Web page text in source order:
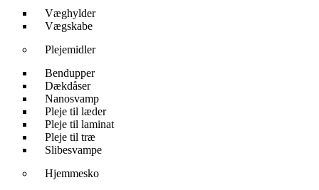
Væghylder
Vægskabe
Plejemidler
Bendupper
Dækdåser
Nanosvamp
Pleje til læder
Pleje til laminat
Pleje til træ
Slibesvampe
Hjemmesko